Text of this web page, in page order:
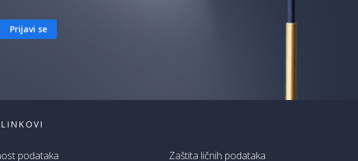
Prijavi se
podataka Zaštita ličnih podataka